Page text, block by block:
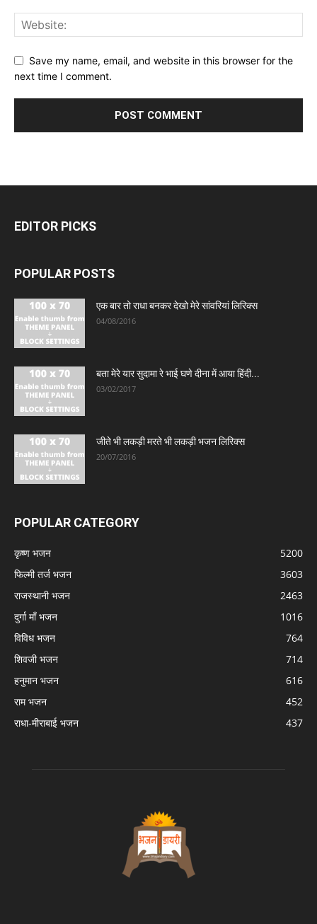
Save my name, email, and website in this browser for the
next time I comment.
EDITOR PICKS
POPULAR POSTS
एक बार तो राधा बनकर देखो मेरे सांवरियां लिरिक्स
04/08/2016
बता मेरे यार सुदामा रे भाई घणे दीना में आया हिंदी...
03/02/2017
जीते भी लकड़ी मरते भी लकड़ी भजन लिरिक्स
20/07/2016
POPULAR CATEGORY
कृष्ण भजन
5200
फिल्मी तर्ज भजन
3603
राजस्थानी भजन
2463
दुर्गा माँ भजन
1016
विविध भजन
764
शिवजी भजन
714
हनुमान भजन
616
राम भजन
452
राधा-मीराबाई भजन
437